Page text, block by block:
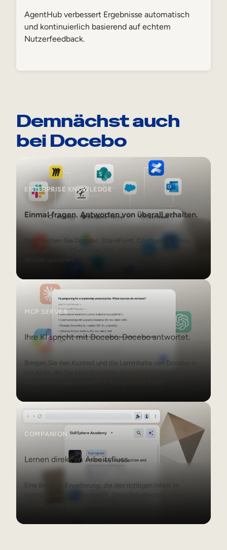
AgentHub verbessert Ergebnisse automatisch
und kontinuierlich basierend auf echtem
Nutzerfeedback.
Demnächst auch
bei Docebo
ENTERPRISE KNOWLEDGE
Einmal fragen. Antworten von überall erhalten.
Durchsuchen Sie Docebo, SharePoint, Confluence, Drive,
Slack und über 25 weitere Orte, an denen Ihr Unternehmen
MCP Server
MCP SERVER
Ihre KI spricht mit Docebo. Docebo antwortet.
Bringen Sie den Kontext und die Lerninhalte von Docebo in
Companion
COMPANION
Lernen direkt im Arbeitsfluss.
Eine Browser-Erweiterung, die den richtigen Inhalt im
richtigen Kontext bereitstellt. Ohne Tab-Wechsel, ohne